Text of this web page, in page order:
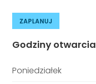
ZAPLANUJ
Godziny otwarcia
Poniedziałek